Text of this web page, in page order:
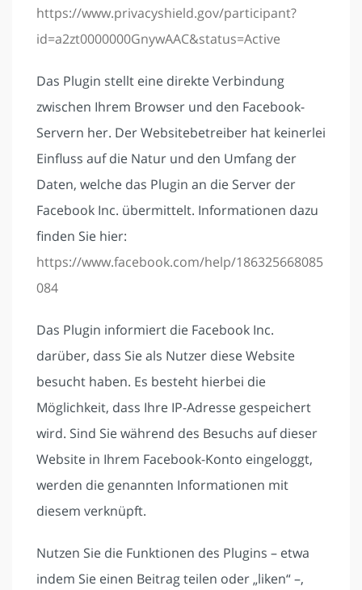
https://www.privacyshield.gov/participant?
id=a2zt0000000GnywAAC&status=Active
Das Plugin stellt eine direkte Verbindung
zwischen Ihrem Browser und den Facebook-
Servern her. Der Websitebetreiber hat keinerlei
Einfluss auf die Natur und den Umfang der
Daten, welche das Plugin an die Server der
Facebook Inc. übermittelt. Informationen dazu
finden Sie hier:
https://www.facebook.com/help/186325668085
084
Das Plugin informiert die Facebook Inc.
darüber, dass Sie als Nutzer diese Website
besucht haben. Es besteht hierbei die
Möglichkeit, dass Ihre IP-Adresse gespeichert
wird. Sind Sie während des Besuchs auf dieser
Website in Ihrem Facebook-Konto eingeloggt,
werden die genannten Informationen mit
diesem verknüpft.
Nutzen Sie die Funktionen des Plugins – etwa
indem Sie einen Beitrag teilen oder „liken“ –,